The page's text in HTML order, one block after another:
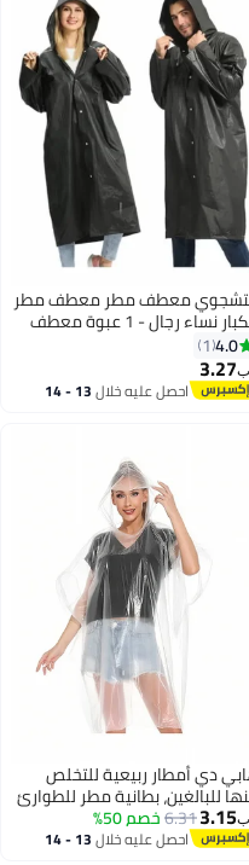
معطف مطر معطف مطر
للكبار نساء رجال - 1 عبوة معطف
شفاف قابل لإعادة الاستخدام
نوع إيفا شفاف محمول خفيف
مع غطاء للرأس، معطف مطر
قابل للتعبئة بغطاء رأس
4.0
1
3.27
احصل عليه خلال 13 - 14
دي أمطار ربيعية للتخلص
للبالغين، بطانية مطر للطوارئ
والمشي والسفر3.15
6.31خصم 50%
احصل عليه خلال 13 - 14